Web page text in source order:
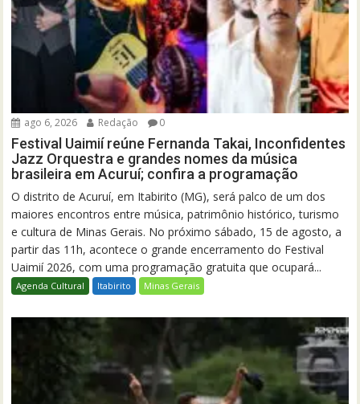
ago 6, 2026 Redação 0
Festival Uaimií reúne Fernanda Takai, Inconfidentes
Jazz Orquestra e grandes nomes da música
brasileira em Acuruí; confira a programação
O distrito de Acuruí, em Itabirito (MG), será palco de um dos
maiores encontros entre música, patrimônio histórico, turismo
e cultura de Minas Gerais. No próximo sábado, 15 de agosto, a
partir das 11h, acontece o grande encerramento do Festival
Uaimií 2026, com uma programação gratuita que ocupará...
Agenda Cultural Itabirito Minas Gerais